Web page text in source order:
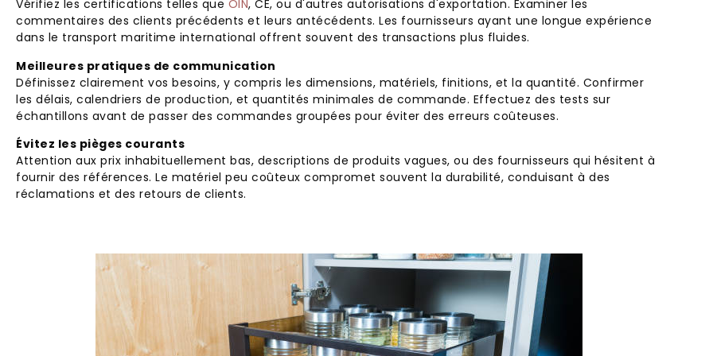
Vérifiez les certifications telles que OIN, CE, ou d'autres autorisations d'exportation. Examiner les
commentaires des clients précédents et leurs antécédents. Les fournisseurs ayant une longue expérience
dans le transport maritime international offrent souvent des transactions plus fluides.
Meilleures pratiques de communication
Définissez clairement vos besoins, y compris les dimensions, matériels, finitions, et la quantité. Confirmer
les délais, calendriers de production, et quantités minimales de commande. Effectuez des tests sur
échantillons avant de passer des commandes groupées pour éviter des erreurs coûteuses.
Évitez les pièges courants
Attention aux prix inhabituellement bas, descriptions de produits vagues, ou des fournisseurs qui hésitent à
fournir des références. Le matériel peu coûteux compromet souvent la durabilité, conduisant à des
réclamations et des retours de clients.